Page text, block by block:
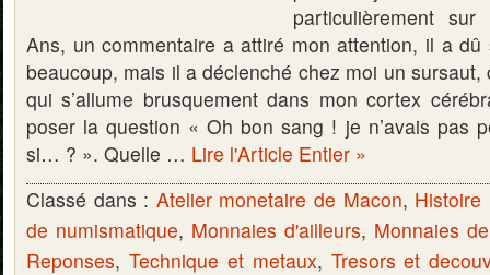
particulièrement
Ans, un commentaire a attiré mon attention, il a dû
beaucoup, mais il a déclenché chez moi un
qui s’allume brusquement dans mon cortex
poser la question « Oh bon sang ! je n’avais pas
si… ? ». Quelle … Lire l'Article Entier »
Classé dans : Atelier monetaire de Macon, Histoire
de numismatique, Monnaies d'ailleurs, Monnaies
Reponses, Technique et metaux, Tresors et